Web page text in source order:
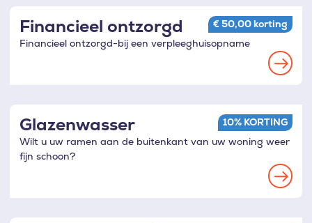
Financieel ontzorgd
Financieel ontzorgd-bij een verpleeghuisopname
Read
€ 50,00 korting
Glazenwasser
Wilt u uw ramen aan de buitenkant van uw woning weer
fijn schoon?
Read
10% KORTING